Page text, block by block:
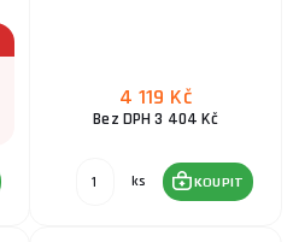
4 119 Kč
Bez DPH 3 404 Kč
ks KOUPIT